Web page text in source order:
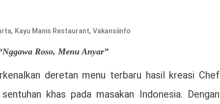
, Kayu Manis Restaurant, Vakansiinfo
Roso, Menu Anyar”
deretan menu terbaru hasil kreasi Chef
khas pada masakan Indonesia. Dengan